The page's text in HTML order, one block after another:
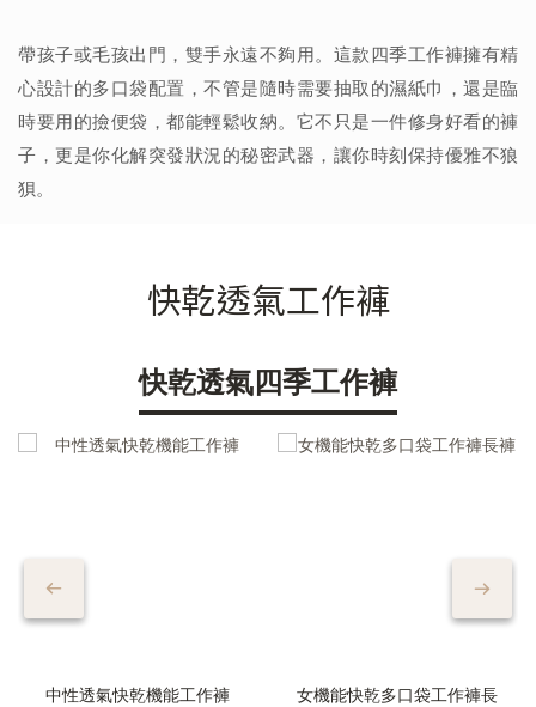
帶孩子或毛孩出門，雙手永遠不夠用。這款四季工作褲擁有精
心設計的多口袋配置，不管是隨時需要抽取的濕紙巾，還是臨
時要用的撿便袋，都能輕鬆收納。它不只是一件修身好看的褲
子，更是你化解突發狀況的秘密武器，讓你時刻保持優雅不狼
狽。
快乾透氣工作褲
快乾透氣四季工作褲
中性透氣快乾機能工作褲
女機能快乾多口袋工作褲長